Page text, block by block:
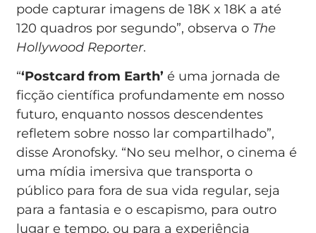
pode capturar imagens de 18K x 18K a até
120 quadros por segundo”, observa o The
Hollywood Reporter.
“‘Postcard from Earth’é uma jornada de
ficção científica profundamente em nosso
futuro, enquanto nossos descendentes
refletem sobre nosso lar compartilhado”,
disse Aronofsky. “No seu melhor, o cinema é
uma mídia imersiva que transporta o
público para fora de sua vida regular, seja
para a fantasia e o escapismo, para outro
lugar e tempo, ou para a experiência